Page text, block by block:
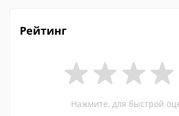
Рейтинг
Нажмите, для быстрой